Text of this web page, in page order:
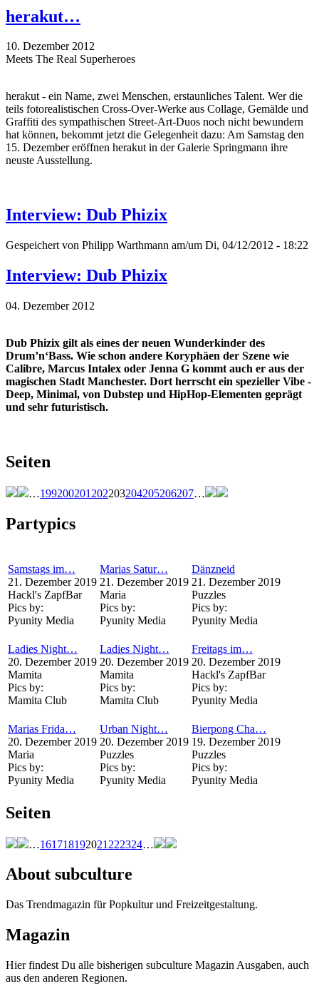
herakut…
10. Dezember 2012
Meets The Real Superheroes
herakut - ein Name, zwei Menschen, erstaunliches Talent. Wer die
teils fotorealistischen Cross-Over-Werke aus Collage, Gemälde und
Graffiti des sympathischen Street-Art-Duos noch nicht bewundern
hat können, bekommt jetzt die Gelegenheit dazu: Am Samstag den
15. Dezember eröffnen herakut in der Galerie Springmann ihre
neuste Ausstellung.
Interview: Dub Phizix
Gespeichert von Philipp Warthmann am/um Di, 04/12/2012 - 18:22
Interview: Dub Phizix
04. Dezember 2012
Dub Phizix gilt als eines der neuen Wunderkinder des
Drum’n‘Bass. Wie schon andere Koryphäen der Szene wie
Calibre, Marcus Intalex oder Jenna G kommt auch er aus der
magischen Stadt Manchester. Dort herrscht ein spezieller Vibe -
Deep, Minimal, von Dubstep und HipHop-Elementen geprägt
und sehr futuristisch.
Seiten
…199200201 202203204205206207…
Partypics
Samstags im…
21. Dezember 2019
Hackl's ZapfBar
Pics by:
Pyunity Media
Marias Satur…
21. Dezember 2019
Maria
Pics by:
Pyunity Media
Dänzneid
21. Dezember 2019
Puzzles
Pics by:
Pyunity Media
Ladies Night…
20. Dezember 2019
Mamita
Pics by:
Mamita Club
Ladies Night…
20. Dezember 2019
Mamita
Pics by:
Mamita Club
Freitags im…
20. Dezember 2019
Hackl's ZapfBar
Pics by:
Pyunity Media
Marias Frida…
20. Dezember 2019
Maria
Pics by:
Pyunity Media
Urban Night…
20. Dezember 2019
Puzzles
Pics by:
Pyunity Media
Bierpong Cha…
19. Dezember 2019
Puzzles
Pics by:
Pyunity Media
Seiten
…161718192021 222324…
About subculture
Das Trendmagazin für Popkultur und Freizeitgestaltung.
Magazin
Hier findest Du alle bisherigen subculture Magazin Ausgaben, auch
aus den anderen Regionen.